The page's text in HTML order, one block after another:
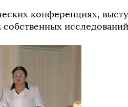
конференциях,